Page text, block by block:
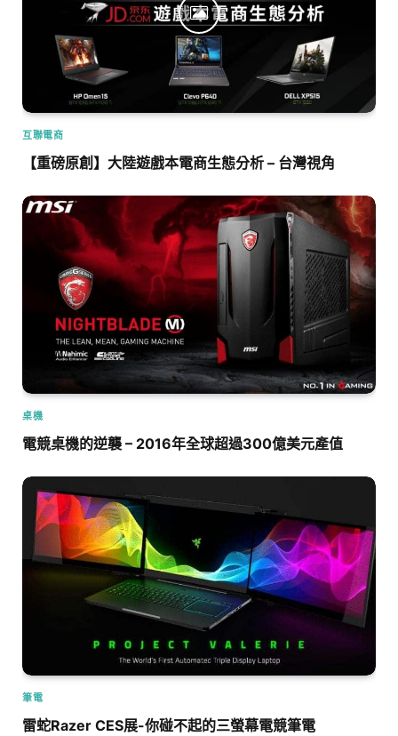
互聯電商
【重磅原創】大陸遊戲本電商生態分析 – 台灣視角
桌機
電競桌機的逆襲 – 2016年全球超過300億美元產值
筆電
雷蛇Razer CES展-你碰不起的三螢幕電競筆電